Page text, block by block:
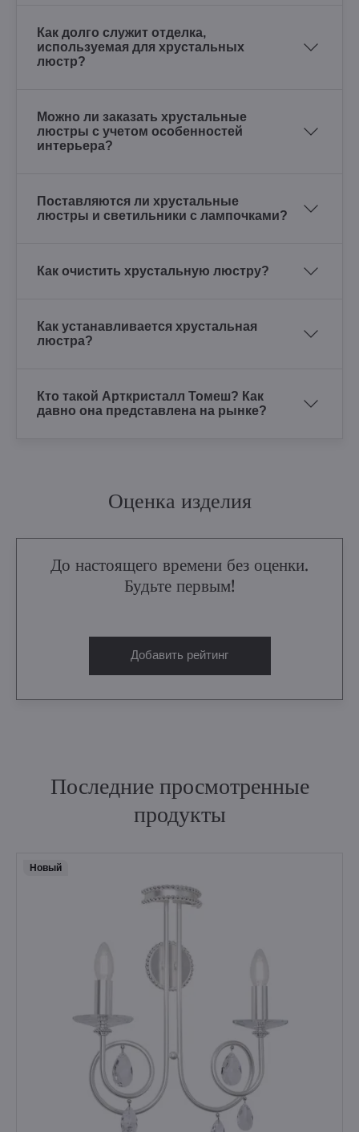
Как долго служит отделка,
используемая для хрустальных
люстр?
Можно ли заказать хрустальные
люстры с учетом особенностей
интерьера?
Поставляются ли хрустальные
люстры и светильники с лампочками?
Как очистить хрустальную люстру?
Как устанавливается хрустальная
люстра?
Кто такой Арткристалл Томеш? Как
давно она представлена на рынке?
Оценка изделия
До настоящего времени без оценки.
Будьте первым!
Добавить рейтинг
Последние просмотренные
продукты
Hовый